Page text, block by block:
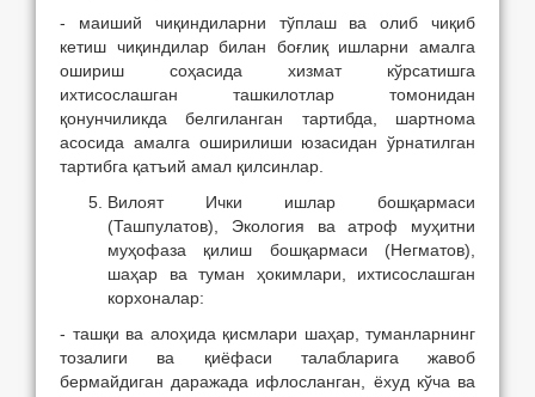
- маиший чиқиндиларни тўплаш ва олиб чиқиб
кетиш чиқиндилар билан боғлиқ ишларни амалга
ошириш соҳасида хизмат кўрсатишга
ихтисослашган ташкилотлар томонидан
қонунчиликда белгиланган тартибда, шартнома
асосида амалга оширилиши юзасидан ўрнатилган
тартибга қатъий амал қилсинлар.
Вилоят Ички ишлар бошқармаси
(Ташпулатов), Экология ва атроф муҳитни
муҳофаза қилиш бошқармаси (Негматов),
шаҳар ва туман ҳокимлари, ихтисослашган
корхоналар:
- ташқи ва алоҳида қисмлари шаҳар, туманларнинг
тозалиги ва қиёфаси талабларига жавоб
бермайдиган даражада ифлосланган, ёхуд кўча ва